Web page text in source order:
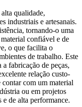
qualidade,
industriais e artesanais.
tornando-o uma
confiável e de
o que facilita o
de trabalho. Este
fabricação de peças,
relação custo-
com um material
ou em projetos
e de alta performance.